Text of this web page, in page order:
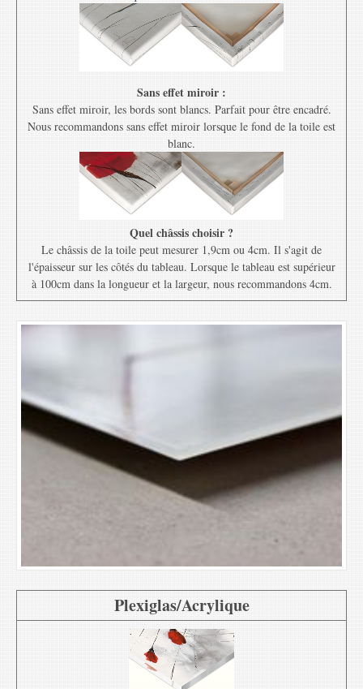
Sans effet miroir :
Sans effet miroir, les bords sont blancs. Parfait pour être encadré.
Nous recommandons sans effet miroir lorsque le fond de la toile est
blanc.
Quel châssis choisir ?
Le châssis de la toile peut mesurer 1,9cm ou 4cm. Il s'agit de
l'épaisseur sur les côtés du tableau. Lorsque le tableau est supérieur
à 100cm dans la longueur et la largeur, nous recommandons 4cm.
Plexiglas/Acrylique